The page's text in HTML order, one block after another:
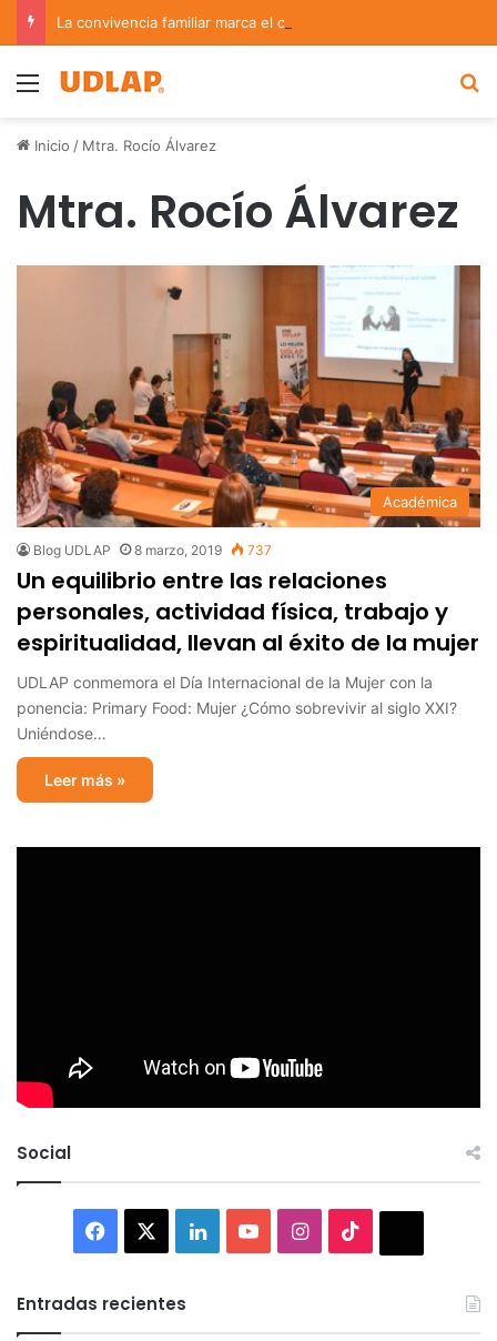
Menu
Inicio / Mtra. Rocío Álvarez
Mtra. Rocío Álvarez
Académica
Blog UDLAP 8 marzo, 2019 737
Un equilibrio entre las relaciones
personales, actividad física, trabajo y
espiritualidad, llevan al éxito de la mujer
UDLAP conmemora el Día Internacional de la Mujer con la
ponencia: Primary Food: Mujer ¿Cómo sobrevivir al siglo XXI?
Uniéndose…
Leer más »
Social
Facebook LinkedInYouTubeInstagram
Entradas recientes